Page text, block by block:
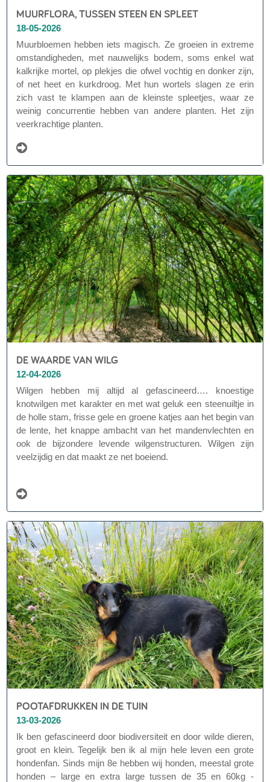
MUURFLORA, TUSSEN STEEN EN SPLEET
18-05-2026
Muurbloemen hebben iets magisch. Ze groeien in extreme
omstandigheden, met nauwelijks bodem, soms enkel wat
kalkrijke mortel, op plekjes die ofwel vochtig en donker zijn,
of net heet en kurkdroog. Met hun wortels slagen ze erin
zich vast te klampen aan de kleinste spleetjes, waar ze
weinig concurrentie hebben van andere planten. Het zijn
veerkrachtige planten.
DE WAARDE VAN WILG
12-04-2026
Wilgen hebben mij altijd al gefascineerd…. knoestige
knotwilgen met karakter en met wat geluk een steenuiltje in
de holle stam, frisse gele en groene katjes aan het begin van
de lente, het knappe ambacht van het mandenvlechten en
ook de bijzondere levende wilgenstructuren. Wilgen zijn
veelzijdig en dat maakt ze net boeiend.
POOTAFDRUKKEN IN DE TUIN
13-03-2026
Ik ben gefascineerd door biodiversiteit en door wilde dieren,
groot en klein. Tegelijk ben ik al mijn hele leven een grote
hondenfan. Sinds mijn 8e hebben wij honden, meestal grote
honden – large en extra large tussen de 35 en 60kg -